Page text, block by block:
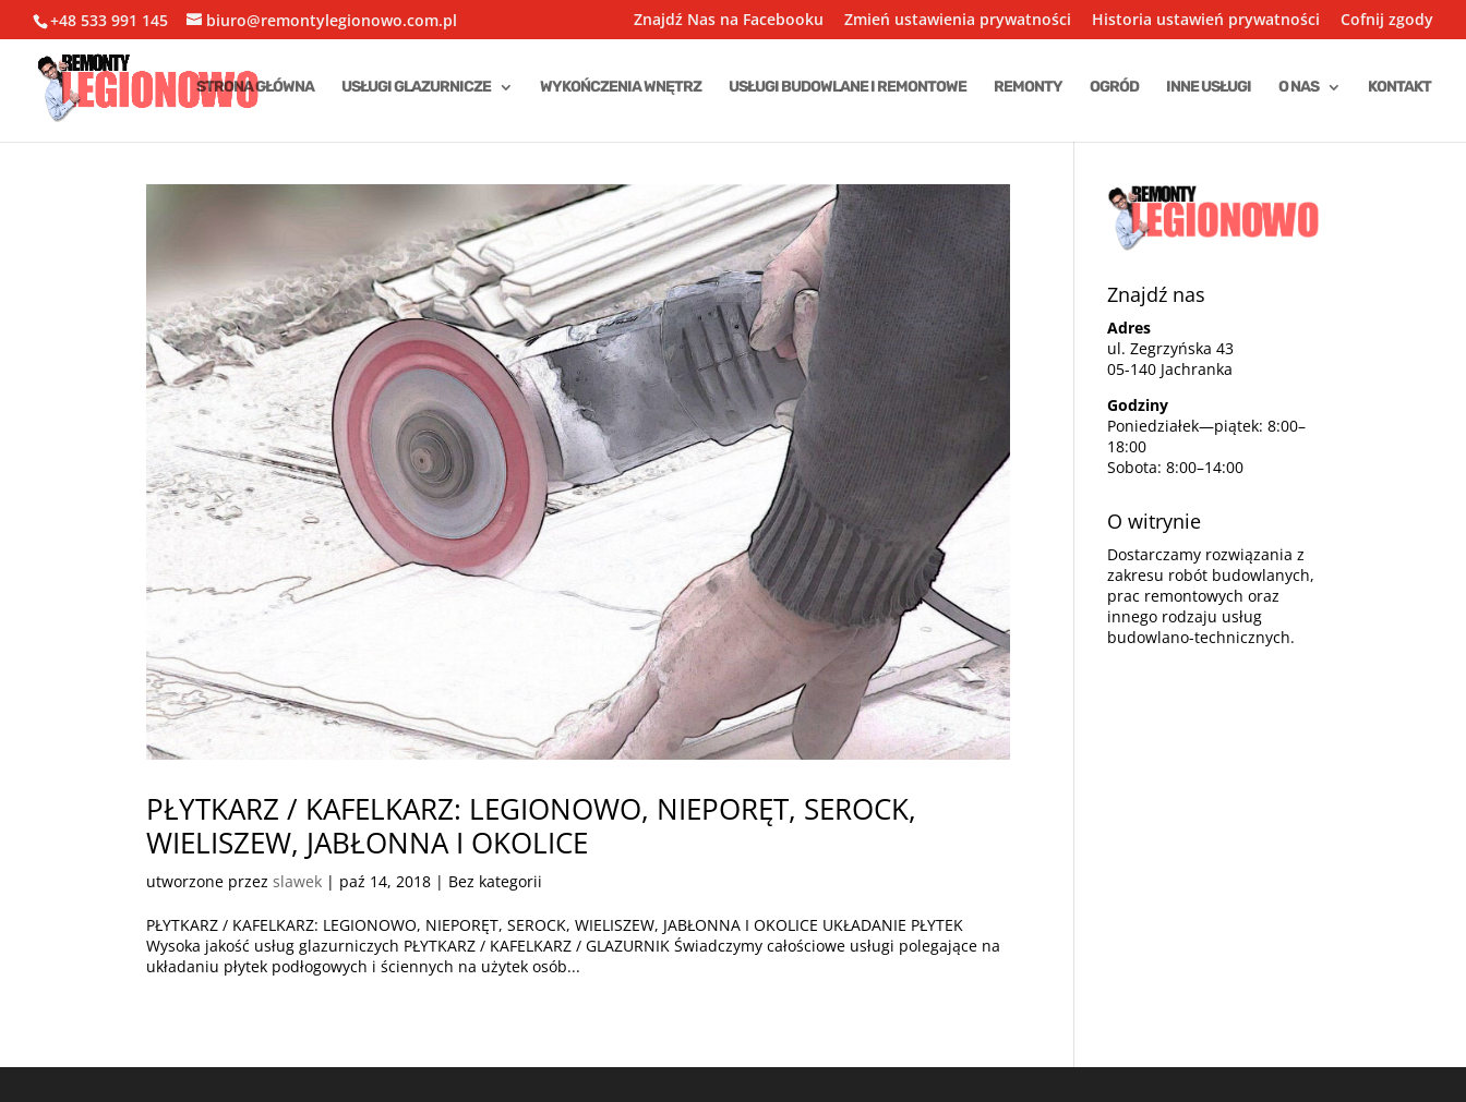
+48 533 991 145 biuro@remontylegionowo.com.pl Znajdź Nas na Facebooku Zmień ustawienia prywatności Historia ustawień prywatności Cofnij zgody
STRONA GŁÓWNA USŁUGI GLAZURNICZE WYKOŃCZENIA WNĘTRZ USŁUGI BUDOWLANE I REMONTOWE REMONTY OGRÓD INNE USŁUGI O NAS KONTAKT
PŁYTKARZ / KAFELKARZ: LEGIONOWO, NIEPORĘT, SEROCK,
WIELISZEW, JABŁONNA I OKOLICE
utworzone przezslawek | paź 14, 2018 | Bez kategorii
PŁYTKARZ / KAFELKARZ: LEGIONOWO, NIEPORĘT, SEROCK, WIELISZEW, JABŁONNA I OKOLICE UKŁADANIE PŁYTEK
Wysoka jakość usług glazurniczych PŁYTKARZ / KAFELKARZ / GLAZURNIK Świadczymy całościowe usługi polegające na
układaniu płytek podłogowych i ściennych na użytek osób...
Znajdź nas
Adres
ul. Zegrzyńska 43
05-140 Jachranka
Godziny
Poniedziałek—piątek: 8:00–
18:00
Sobota: 8:00–14:00
O witrynie
Dostarczamy rozwiązania z
zakresu robót budowlanych,
prac remontowych oraz
innego rodzaju usług
budowlano-technicznych.